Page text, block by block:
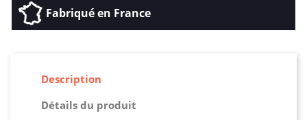
Fabriqué en France
Description
Détails du produit